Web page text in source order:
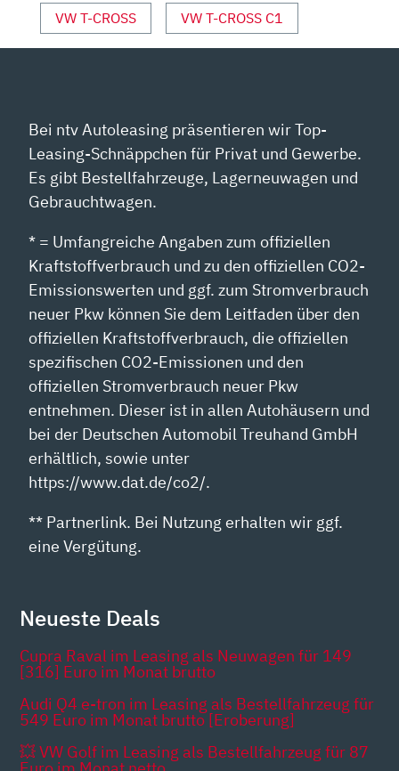
ANZEIGEN
VW T-CROSS VW T-CROSS C1
Bei ntv Autoleasing präsentieren wir Top-
Leasing-Schnäppchen für Privat und Gewerbe.
Es gibt Bestellfahrzeuge, Lagerneuwagen und
Gebrauchtwagen.
* = Umfangreiche Angaben zum offiziellen
Kraftstoffverbrauch und zu den offiziellen CO2-
Emissionswerten und ggf. zum Stromverbrauch
neuer Pkw können Sie dem Leitfaden über den
offiziellen Kraftstoffverbrauch, die offiziellen
spezifischen CO2-Emissionen und den
offiziellen Stromverbrauch neuer Pkw
entnehmen. Dieser ist in allen Autohäusern und
bei der Deutschen Automobil Treuhand GmbH
erhältlich, sowie unter
https://www.dat.de/co2/.
** Partnerlink. Bei Nutzung erhalten wir ggf.
eine Vergütung.
Neueste Deals
Cupra Raval im Leasing als Neuwagen für 149
[316] Euro im Monat brutto
Audi Q4 e-tron im Leasing als Bestellfahrzeug für
549 Euro im Monat brutto [Eroberung]
💥 VW Golf im Leasing als Bestellfahrzeug für 87